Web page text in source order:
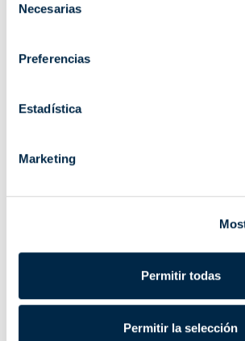
Necesarias
Preferencias
Estadística
Marketing
Permitir todas
Permitir la selección
ESQUEMA DE CONEXIÓN EN